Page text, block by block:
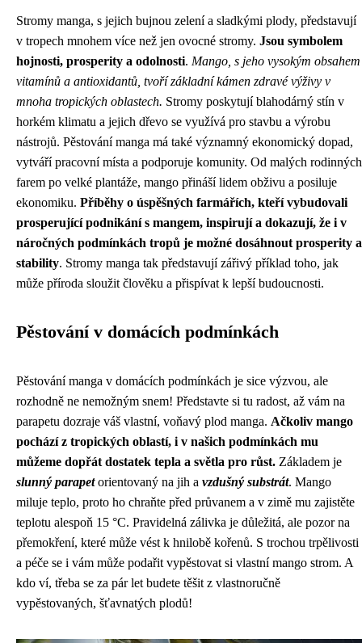
Stromy manga, s jejich bujnou zelení a sladkými plody, představují
v tropech mnohem více než jen ovocné stromy. Jsou symbolem
hojnosti, prosperity a odolnosti. Mango, s jeho vysokým obsahem
vitamínů a antioxidantů, tvoří základní kámen zdravé výživy v
mnoha tropických oblastech. Stromy poskytují blahodárný stín v
horkém klimatu a jejich dřevo se využívá pro stavbu a výrobu
nástrojů. Pěstování manga má také významný ekonomický dopad,
vytváří pracovní místa a podporuje komunity. Od malých rodinných
farem po velké plantáže, mango přináší lidem obživu a posiluje
ekonomiku. Příběhy o úspěšných farmářích, kteří vybudovali
prosperující podnikání s mangem, inspirují a dokazují, že i v
náročných podmínkách tropů je možné dosáhnout prosperity a
stability. Stromy manga tak představují zářivý příklad toho, jak
může příroda sloužit člověku a přispívat k lepší budoucnosti.
Pěstování v domácích podmínkách
Pěstování manga v domácích podmínkách je sice výzvou, ale
rozhodně ne nemožným snem! Představte si tu radost, až vám na
parapetu dozraje váš vlastní, voňavý plod manga. Ačkoliv mango
pochází z tropických oblastí, i v našich podmínkách mu
můžeme dopřát dostatek tepla a světla pro růst. Základem je
slunný parapetorientovaný na jih a vzdušný substrát. Mango
miluje teplo, proto ho chraňte před průvanem a v zimě mu zajistěte
teplotu alespoň 15 °C. Pravidelná zálivka je důležitá, ale pozor na
přemokření, které může vést k hnilobě kořenů. S trochou trpělivosti
a péče se i vám může podařit vypěstovat si vlastní mango strom. A
kdo ví, třeba se za pár let budete těšit z vlastnoručně
vypěstovaných, šťavnatých plodů!